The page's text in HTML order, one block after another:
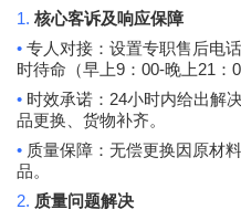
1. 核心客诉及响应保障
• 专人对接：设置专职售后电
时待命（早上9 ： 00-晚上21 ：
• 时效承诺： 24小时内给出解
品更换、货物补齐。
• 质量保障：无偿更换因原材
品。
2. 质量问题解决